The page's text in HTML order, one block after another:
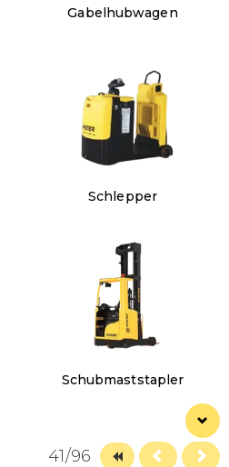
Gabelhubwagen
Schlepper
Schubmaststapler
41/96